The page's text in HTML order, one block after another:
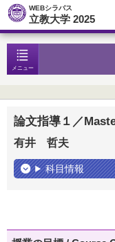
WEBシラバス
立教大学 2025
メニュー
論文指導１／
有井 哲夫
科目情報